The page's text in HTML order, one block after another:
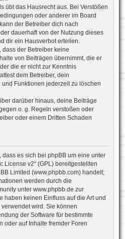
übt das Hausrecht aus. Bei Verstößen
oder anderer im Board
der Betreiber dich nach
dauerhaft von der Nutzung dieses
dir ein Hausverbot erteilen.
dass der Betreiber keine
von Beiträgen übernimmt, die er
die er nicht zur Kenntnis
dem Betreiber, dein
und Funktionen jederzeit zu löschen
darüber hinaus, deine Beiträge
o. g. Regeln verstoßen oder
oder einem Dritten Schaden
dass es sich bei phpBB um eine unter
License v2“ (GPL) bereitgestellten
Limited (www.phpbb.com) handelt;
werden durch die
unter www.phpbb.de zur
haben keinen Einfluss auf die Art und
wird. Sie können
der Software für bestimmte
oder auf Inhalte fremder Foren